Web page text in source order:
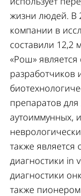
жизни людей. В
компании в
составили 12,2
«Рош»
разработчиков
препаратов
аутоиммунных,
также является
диагностики in
диагностики
также